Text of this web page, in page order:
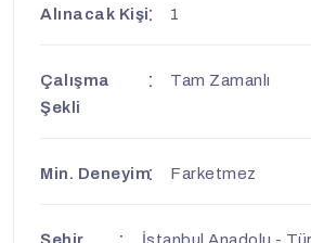
Alınacak Kişi 1
Çalışma
Şekli
Tam Zamanlı
Min. Deneyim Farketmez